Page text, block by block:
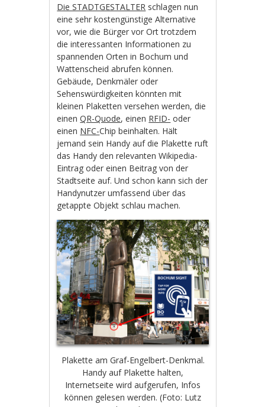
Die STADTGESTALTER schlagen nun
eine sehr kostengünstige Alternative
vor, wie die Bürger vor Ort trotzdem
die interessanten Informationen zu
spannenden Orten in Bochum und
Wattenscheid abrufen können.
Gebäude, Denkmäler oder
Sehenswürdigkeiten könnten mit
kleinen Plaketten versehen werden, die
einenQR-Quode, einen RFID- oder
einen NFC-Chip beinhalten. Hält
jemand sein Handy auf die Plakette ruft
das Handy den relevanten Wikipedia-
Eintrag oder einen Beitrag von der
Stadtseite auf. Und schon kann sich der
Handynutzer umfassend über das
getappte Objekt schlau machen.
Plakette am Graf-Engelbert-Denkmal.
Handy auf Plakette halten,
Internetseite wird aufgerufen, Infos
können gelesen werden. (Foto: Lutz